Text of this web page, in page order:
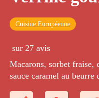
Cuisine Européenne
sur 27 avis
Macarons, sorbet fraise,
sauce caramel au beurre